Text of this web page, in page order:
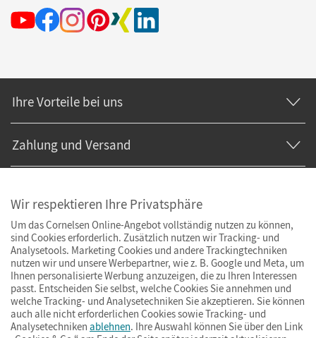
Ihre Vorteile bei uns
Zahlung und Versand
Wir respektieren Ihre Privatsphäre
Um das Cornelsen Online-Angebot vollständig nutzen zu können,
sind Cookies erforderlich. Zusätzlich nutzen wir Tracking- und
Analysetools. Marketing Cookies und andere Trackingtechniken
nutzen wir und unsere Werbepartner, wie z. B. Google und Meta, um
Ihnen personalisierte Werbung anzuzeigen, die zu Ihren Interessen
passt. Entscheiden Sie selbst, welche Cookies Sie annehmen und
welche Tracking- und Analysetechniken Sie akzeptieren. Sie können
auch alle nicht erforderlichen Cookies sowie Tracking- und
Analysetechniken ablehnen. Ihre Auswahl können Sie über den Link